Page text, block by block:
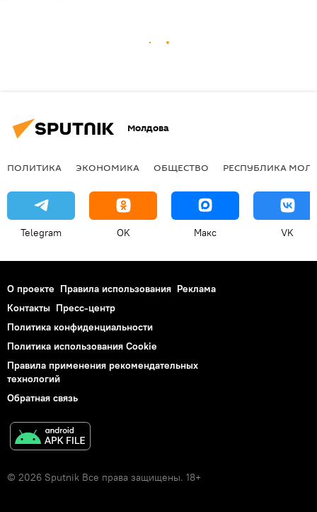
Молдова
ПОЛИТИКА ЭКОНОМИКА ОБЩЕСТВО РЕСПУБЛИКА
Telegram OK Макс VK
О проекте Правила использования Реклама
Контакты Пресс-центр
Политика конфиденциальности
Политика использования Cookie
Правила применения рекомендательных
технологий
Обратная связь
© 2026 Sputnik Все права защищены. 18+